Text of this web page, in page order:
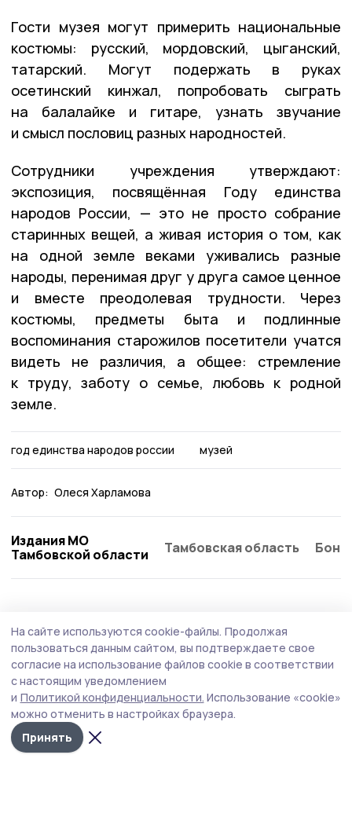
Гости музея могут примерить национальные
костюмы: русский, мордовский, цыганский,
татарский. Могут подержать в руках
осетинский кинжал, попробовать сыграть
на балалайке и гитаре, узнать звучание
и смысл пословиц разных народностей.
Сотрудники учреждения утверждают:
экспозиция, посвящённая Году единства
народов России, — это не просто собрание
старинных вещей, а живая история о том, как
на одной земле веками уживались разные
народы, перенимая друг у друга самое ценное
и вместе преодолевая трудности. Через
костюмы, предметы быта и подлинные
воспоминания старожилов посетители учатся
видеть не различия, а общее: стремление
к труду, заботу о семье, любовь к родной
земле.
год единства народов россии музей
Автор: Олеся Харламова
Издания МО
Тамбовской области
Тамбовская область
Помним, гордимся: «Ростелеком», Единая
Россия и «Леста» проведут кибертурнир
«Битва за Москву»
На сайте используются cookie-файлы. Продолжая
пользоваться данным сайтом, вы подтверждаете свое
согласие на использование файлов cookie в соответствии
с настоящим уведомлением
и Политикой конфиденциальности. Использование «cookie»
можно отменить в настройках браузера.
Принять